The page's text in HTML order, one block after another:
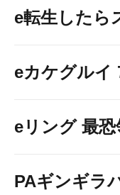
e転生したら
eカケグルイ
eリング 最恐
PAギンギラ